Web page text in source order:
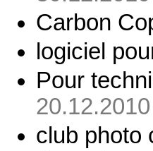
Carbon
logiciel
Pour
club photo